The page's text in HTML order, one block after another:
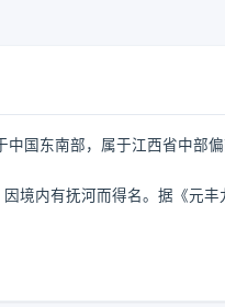
国东南部，属于江西省中部
因境内有抚河而得名。据《元